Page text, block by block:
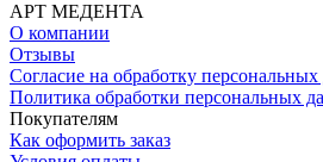
АРТ МЕДЕНТА
О компании
Отзывы
Согласие на обработку
Политика обработки персональных
Покупателям
Как оформить заказ